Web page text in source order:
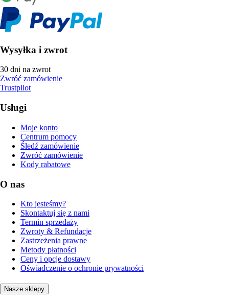
Wysyłka i zwrot
30 dni na zwrot
Zwróć zamówienie
Trustpilot
Usługi
Moje konto
Centrum pomocy
Śledź zamówienie
Zwróć zamówienie
Kody rabatowe
O nas
Kto jesteśmy?
Skontaktuj się z nami
Termin sprzedaży
Zwroty & Refundacje
Zastrzeżenia prawne
Metody płatności
Ceny i opcje dostawy
Oświadczenie o ochronie prywatności
Nasze sklepy